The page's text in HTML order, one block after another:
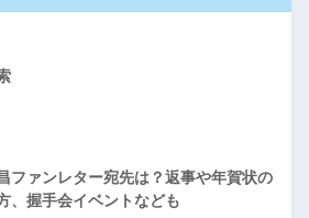
ファンレター宛先は？返事や年賀状の
、握手会イベントなども